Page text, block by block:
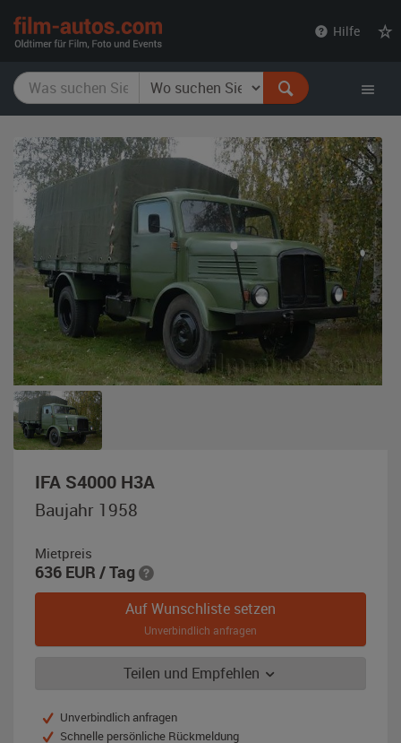
Hilfe
IFA S4000 H3A,
Baujahr 1958
Mietpreis
636 EUR / Tag
Auf Wunschliste setzen
Unverbindlich anfragen
Teilen und Empfehlen
Unverbindlich anfragen
Schnelle persönliche Rückmeldung